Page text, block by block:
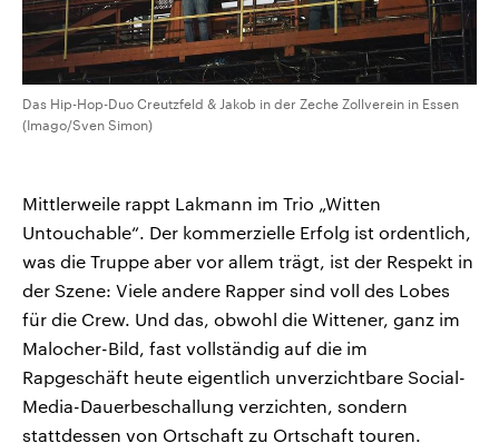
Das Hip-Hop-Duo Creutzfeld & Jakob in der Zeche Zollverein in Essen
(Imago/Sven Simon)
Mittlerweile rappt Lakmann im Trio „Witten
Untouchable“. Der kommerzielle Erfolg ist ordentlich,
was die Truppe aber vor allem trägt, ist der Respekt in
der Szene: Viele andere Rapper sind voll des Lobes
für die Crew. Und das, obwohl die Wittener, ganz im
Malocher-Bild, fast vollständig auf die im
Rapgeschäft heute eigentlich unverzichtbare Social-
Media-Dauerbeschallung verzichten, sondern
stattdessen von Ortschaft zu Ortschaft touren.